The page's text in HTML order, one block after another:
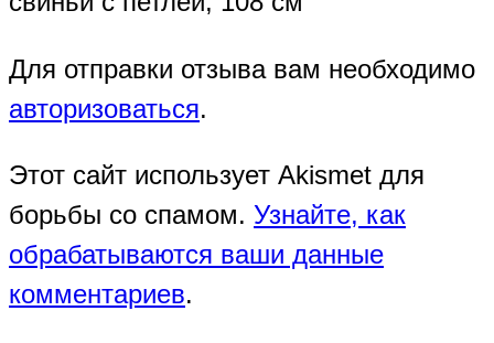
Для отправки отзыва вам необходимо
авторизоваться.
Этот сайт использует Akismet для
борьбы со спамом. Узнайте, как
обрабатываются ваши данные
комментариев.